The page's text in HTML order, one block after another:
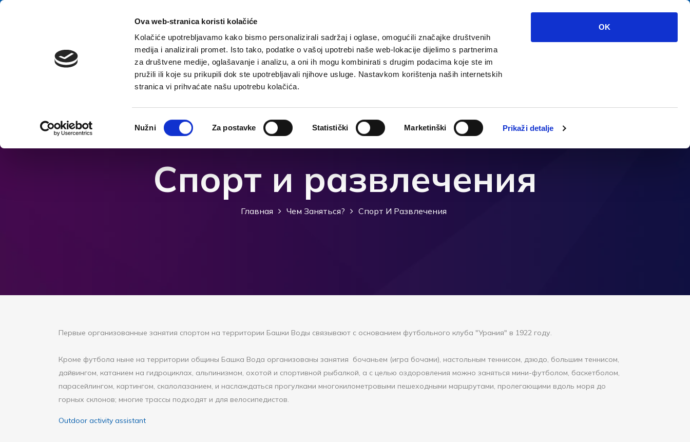
Ova web-stranica koristi kolačiće
Kolačiće upotrebljavamo kako bismo personalizirali sadržaj i oglase, omogućili značajke društvenih
medija i analizirali promet. Isto tako, podatke o vašoj upotrebi naše web-lokacije dijelimo s partnerima
za društvene medije, oglašavanje i analizu, a oni ih mogu kombinirati s drugim podacima koje ste im
pružili ili koje su prikupili dok ste upotrebljavali njihove usluge. Nastavkom korištenja naših internetskih
stranica vi prihvaćate našu upotrebu kolačića.
pristanka
Nužni Za postavke Statistički Marketinški Prikaži detalje
OK
перейти к содержанию
Домой Назначения Размещение Чем заняться? Что посмотреть?
Спорт и развлечения
Главная Чем Заняться? Спорт И Развлечения
Первые организованные занятия спортом на территории Башки Воды связывают с основанием футбольного клуба "Урания" в 1922 году.
Кроме футбола ныне на территории общины Башка Вода организованы занятия бочаньем (игра бочами), настольным теннисом, дзюдо, большим теннисом,
дайвингом, катанием на гидроциклах, альпинизмом, охотой и спортивной рыбалкой, а с целью оздоровления можно заняться мини-футболом, баскетболом,
парасейлингом, картингом, скалолазанием, и наслаждаться прогулками многокилометровыми пешеходными маршрутами, пролегающими вдоль моря до
горных склонов; многие трассы подходят и для велосипедистов.
Outdoor activity assistant